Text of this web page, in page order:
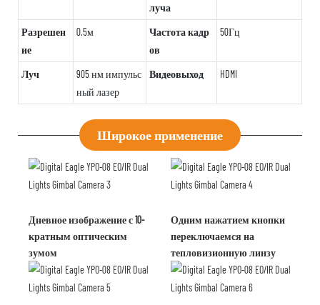
луча
Разрешен
ие
0.5м
Частота кадр
ов
50Гц
Луч
905 нм импульс
ный лазер
Видеовыход HDMI
Широкое применение
Дневное изображение с 10-
кратным оптическим
зумом
Одним нажатием кнопки
переключаемся на
тепловизионную линзу